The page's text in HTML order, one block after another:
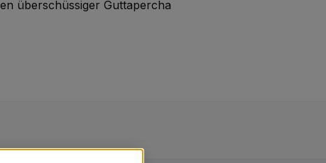
überschüssiger Guttapercha